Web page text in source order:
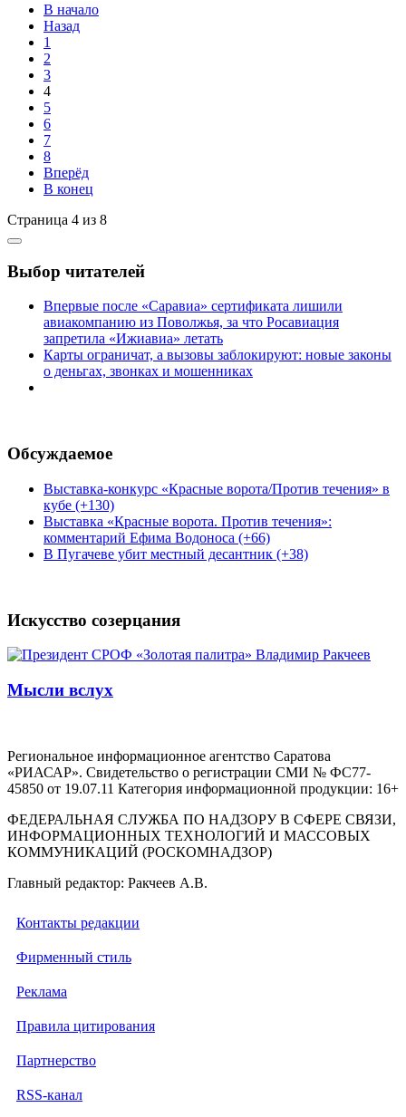
В начало
Назад
1
2
3
4
5
6
7
8
Вперёд
В конец
Страница 4 из 8
Выбор читателей
Впервые после «Саравиа» сертификата лишили
авиакомпанию из Поволжья, за что Росавиация
запретила «Ижиавиа» летать
Карты ограничат, а вызовы заблокируют: новые законы
о деньгах, звонках и мошенниках
Обсуждаемое
Выставка-конкурс «Красные ворота/Против течения» в
кубе (+130)
Выставка «Красные ворота. Против течения»:
комментарий Ефима Водоноса (+66)
В Пугачеве убит местный десантник (+38)
Искусство созерцания
Мысли вслух
Региональное информационное агентство Саратова
«РИАСАР». Свидетельство о регистрации СМИ № ФС77-
45850 от 19.07.11 Категория информационной продукции: 16+
ФЕДЕРАЛЬНАЯ СЛУЖБА ПО НАДЗОРУ В СФЕРЕ СВЯЗИ,
ИНФОРМАЦИОННЫХ ТЕХНОЛОГИЙ И МАССОВЫХ
КОММУНИКАЦИЙ (РОСКОМНАДЗОР)
Главный редактор: Ракчеев А.В.
Контакты редакции
Фирменный стиль
Реклама
Правила цитирования
Партнерство
RSS-канал